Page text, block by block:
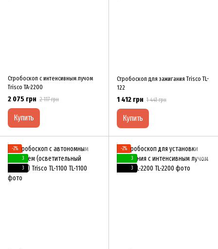
Стробоскоп с интенсивным лучом
Trisco TA-2200
2 075 грн 2 117 грн
Купить
Стробоскоп для зажигания Trisco TL-
122
1 412 грн 1 441 грн
Купить
−2%
3
3
−2%
3
3